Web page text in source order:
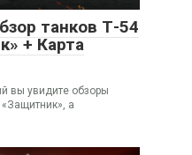
танков Т-54
+ Карта
вы увидите обзоры
а